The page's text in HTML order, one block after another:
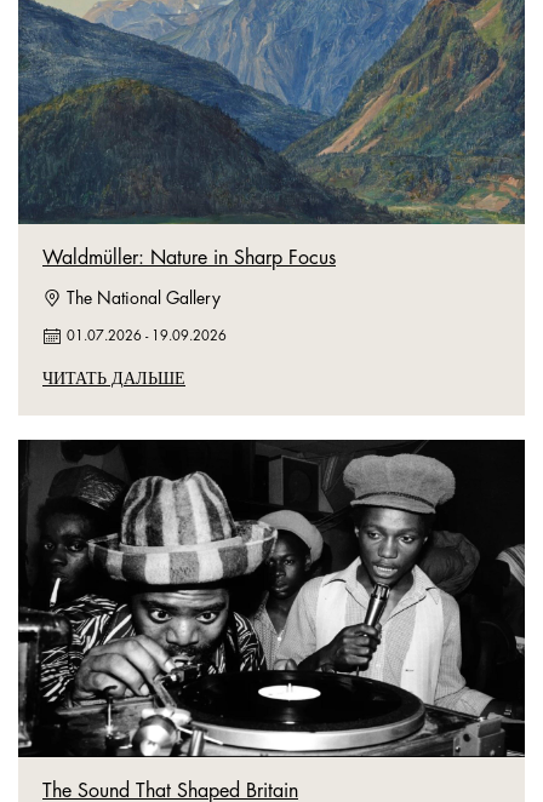
Waldmüller: Nature in Sharp Focus
The National Gallery
01.07.2026 - 19.09.2026
ЧИТАТЬ ДАЛЬШЕ
The Sound That Shaped Britain